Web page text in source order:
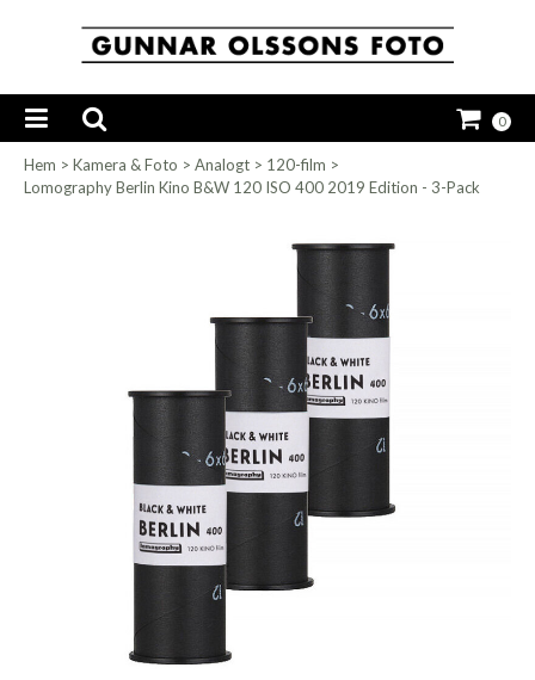
0
Hem > Kamera & Foto > Analogt > 120-film >
Lomography Berlin Kino B&W 120 ISO 400 2019 Edition - 3-Pack